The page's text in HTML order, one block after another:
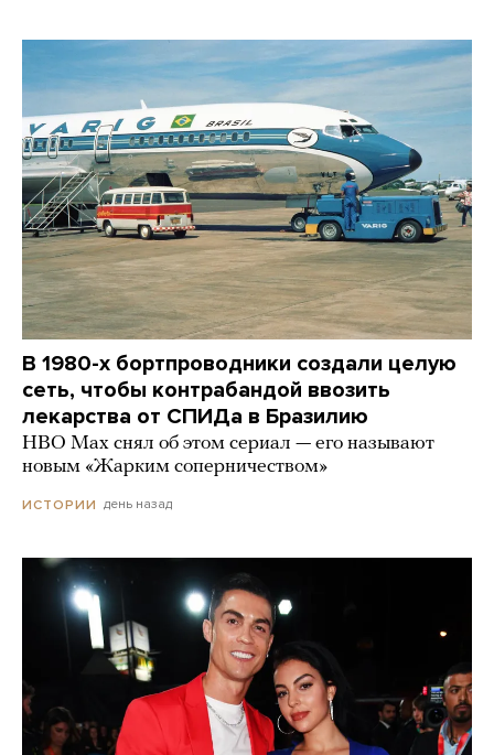
В 1980-х бортпроводники создали целую
сеть, чтобы контрабандой ввозить
лекарства от СПИДа в Бразилию
HBO Max снял об этом сериал — его называют
новым «Жарким соперничеством»
ИСТОРИИ день назад